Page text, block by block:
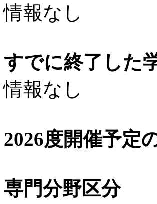
情報なし
すでに終了した
情報なし
2026度開催予定
専門分野区分